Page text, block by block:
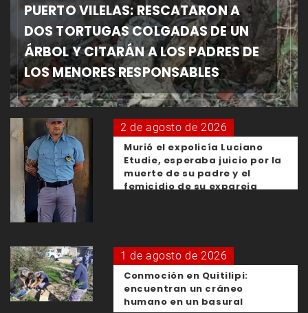
PUERTO VILELAS: RESCATARON A
DOS TORTUGAS COLGADAS DE UN
ÁRBOL Y CITARÁN A LOS PADRES DE
LOS MENORES RESPONSABLES
2 de agosto de 2026
Murió el expolicía Luciano
Etudie, esperaba juicio por la
muerte de su padre y el
femicidio de su expareja
1 de agosto de 2026
Conmoción en Quitilipi:
encuentran un cráneo
humano en un basural